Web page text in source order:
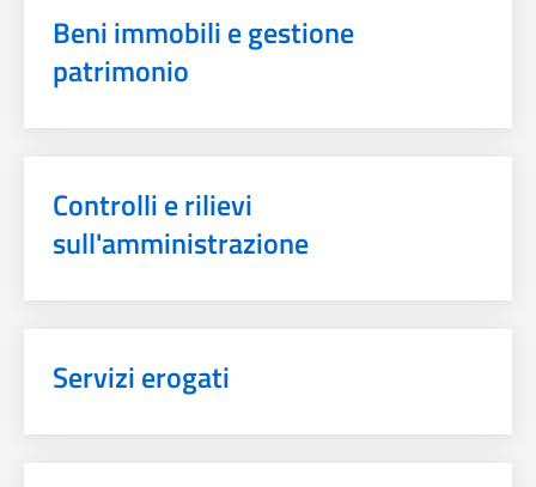
Beni immobili e gestione
patrimonio
Controlli e rilievi
sull'amministrazione
Servizi erogati